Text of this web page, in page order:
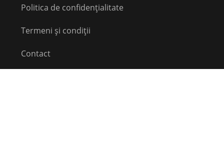
Politica de confidențialitate
Termeni și condiții
Contact